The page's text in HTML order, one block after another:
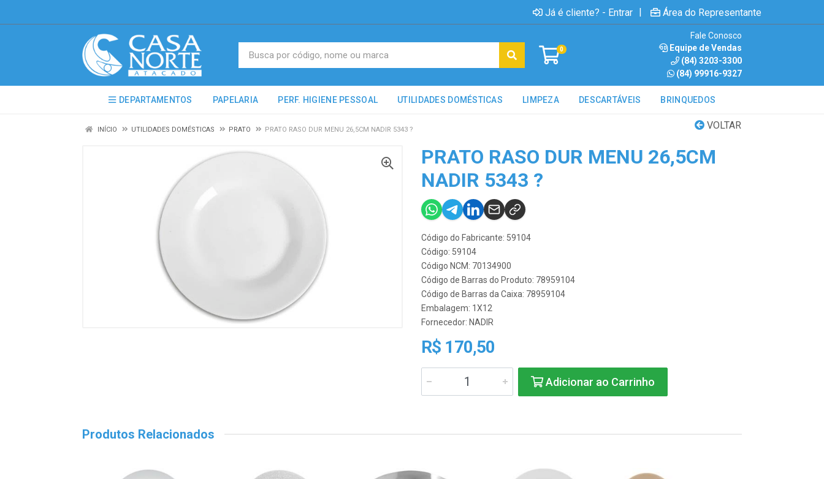
Já é cliente? - Entrar | Área do Representante
0
Fale Conosco
Equipe de Vendas
(84) 3203-3300
(84) 99916-9327
DEPARTAMENTOS PAPELARIA PERF. HIGIENE PESSOAL UTILIDADES DOMÉSTICAS LIMPEZA DESCARTÁVEIS BRINQUEDOS
VOLTAR
INÍCIO UTILIDADES DOMÉSTICAS PRATO PRATO RASO DUR MENU 26,5CM NADIR 5343 ?
PRATO RASO DUR MENU 26,5CM
NADIR 5343 ?
Código do Fabricante: 59104
Código: 59104
Código NCM: 70134900
Código de Barras do Produto: 78959104
Código de Barras da Caixa: 78959104
Embalagem: 1X12
Fornecedor: NADIR
R$ 170,50
Adicionar ao Carrinho
Produtos Relacionados